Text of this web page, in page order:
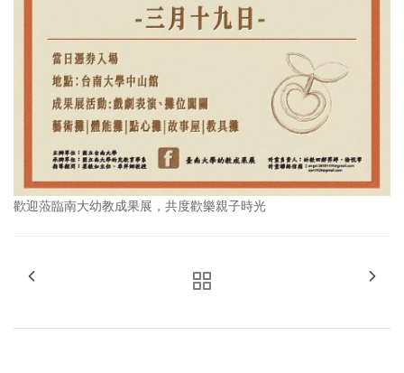
歡迎蒞臨南大幼教成果展，共度歡樂親子時光